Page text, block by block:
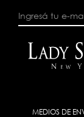
MEDIOS DE